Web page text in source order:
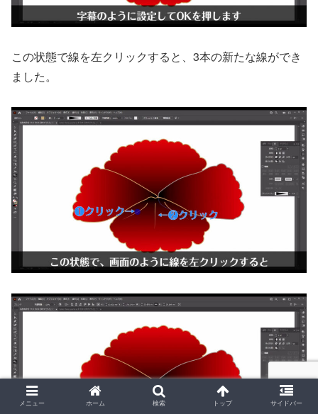
この状態で線を左クリックすると、3本の新たな線ができ
ました。
メニュー ホーム 検索 トップ サイドバー